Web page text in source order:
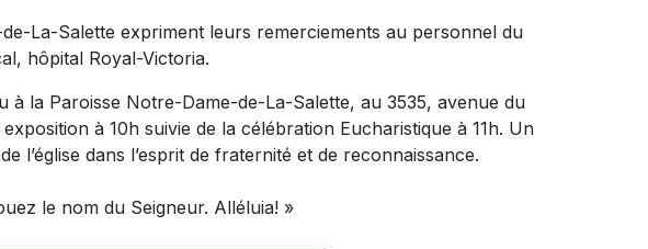
La-Salette expriment leurs remerciements au personnel du
hôpital Royal-Victoria.
à la Paroisse Notre-Dame-de-La-Salette, au 3535, avenue du
à 10h suivie de la célébration Eucharistique à 11h. Un
l’église dans l’esprit de fraternité et de reconnaissance.
le nom du Seigneur. Alléluia! »